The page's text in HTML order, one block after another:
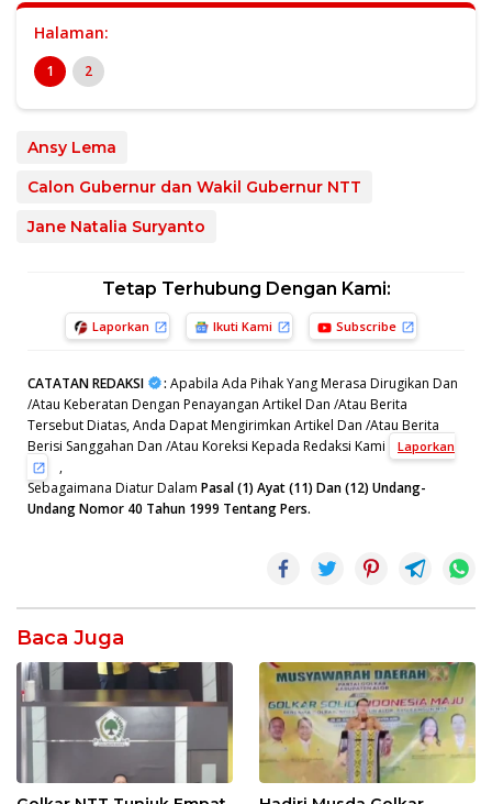
Halaman:
1 2
Ansy Lema
Calon Gubernur dan Wakil Gubernur NTT
Jane Natalia Suryanto
Tetap Terhubung Dengan Kami:
Laporkan Ikuti Kami Subscribe
CATATAN REDAKSI : Apabila Ada Pihak Yang Merasa Dirugikan Dan
/Atau Keberatan Dengan Penayangan Artikel Dan /Atau Berita
Tersebut Diatas, Anda Dapat Mengirimkan Artikel Dan /Atau Berita
Berisi Sanggahan Dan /Atau Koreksi Kepada Redaksi Kami
Laporkan
,
Sebagaimana Diatur Dalam Pasal (1) Ayat (11) Dan (12) Undang-
Undang Nomor 40 Tahun 1999 Tentang Pers.
Baca Juga